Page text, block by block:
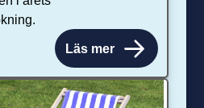
Läs mer